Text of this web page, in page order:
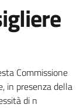
Commissione
in presenza della
di n